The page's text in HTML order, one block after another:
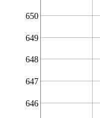
646
647
648
649
650